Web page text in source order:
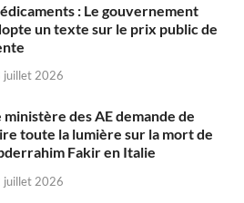
: Le gouvernement
un texte sur le prix public de
juillet 2026
ministère des AE demande de
toute la lumière sur la mort de
Fakir en Italie
juillet 2026